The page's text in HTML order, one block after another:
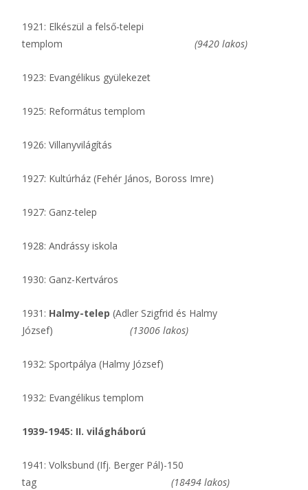
1921: Elkészül a felső-telepi
templom (9420 lakos)
1923: Evangélikus gyülekezet
1925: Református templom
1926: Villanyvilágítás
1927: Kultúrház (Fehér János, Boross Imre)
1927: Ganz-telep
1928: Andrássy iskola
1930: Ganz-Kertváros
1931: Halmy-telep (Adler Szigfrid és Halmy
József) (13006 lakos)
1932: Sportpálya (Halmy József)
1932: Evangélikus templom
1939-1945: II. világháború
1941: Volksbund (Ifj. Berger Pál)-150
tag (18494 lakos)